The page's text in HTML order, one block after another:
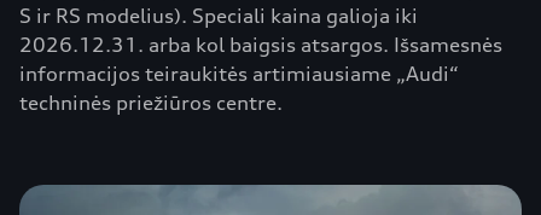
S ir RS modelius). Speciali kaina galioja iki
2026.12.31. arba kol baigsis atsargos. Išsamesnės
informacijos teiraukitės artimiausiame „Audi“
techninės priežiūros centre.